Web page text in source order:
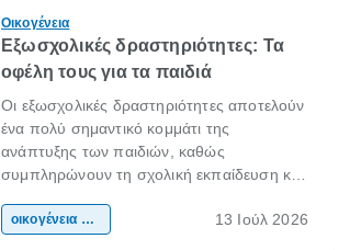
Οικογένεια
Εξωσχολικές δραστηριότητες: Τα
οφέλη τους για τα παιδιά
Οι εξωσχολικές δραστηριότητες αποτελούν
ένα πολύ σημαντικό κομμάτι της
ανάπτυξης των παιδιών, καθώς
συμπληρώνουν τη σχολική εκπαίδευση και
της προσωπικότητας, της κοινωνικότητας
οικογένεια & παιδί 13 Ιούλ 2026